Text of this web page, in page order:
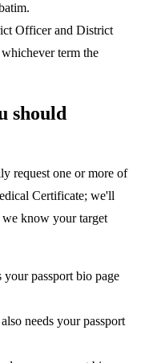
Officer and District
term the
should
request one or more of
Certificate; we'll
we know your target
passport bio page
needs your passport